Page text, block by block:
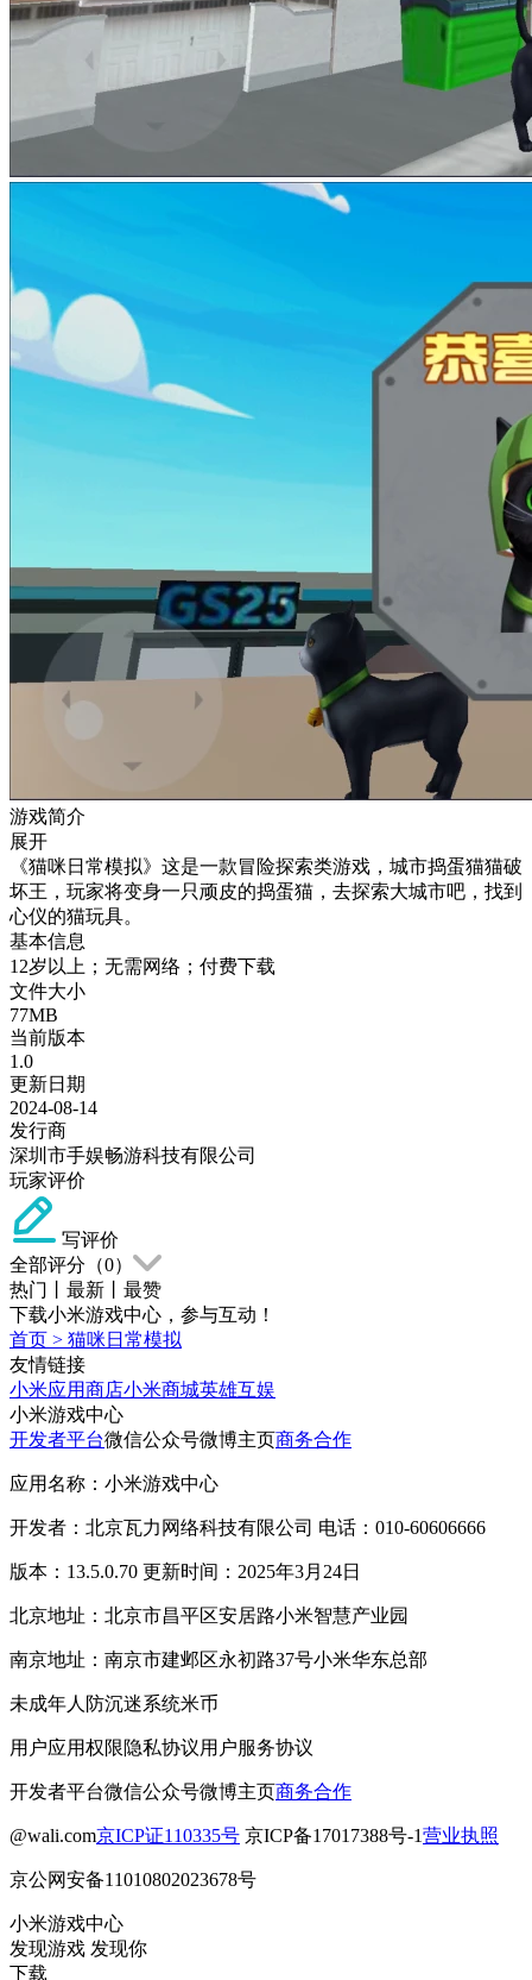
游戏简介
展开
《猫咪日常模拟》这是一款冒险探索类游戏，城市捣蛋猫猫破
坏王，玩家将变身一只顽皮的捣蛋猫，去探索大城市吧，找到
心仪的猫玩具。
基本信息
12岁以上；无需网络；付费下载
文件大小
77MB
当前版本
1.0
更新日期
2024-08-14
发行商
深圳市手娱畅游科技有限公司
玩家评价
写评价
全部评分（0）
热门
最新
最赞
下载小米游戏中心，参与互动！
首页 > 猫咪日常模拟
友情链接
小米应用商店小米商城英雄互娱
小米游戏中心
开发者平台微信公众号微博主页商务合作
应用名称：小米游戏中心
开发者：北京瓦力网络科技有限公司 电话：010-60606666
版本：13.5.0.70 更新时间：2025年3月24日
北京地址：北京市昌平区安居路小米智慧产业园
南京地址：南京市建邺区永初路37号小米华东总部
未成年人防沉迷系统米币
用户应用权限隐私协议用户服务协议
开发者平台微信公众号微博主页商务合作
@wali.com京ICP证110335号 京ICP备17017388号-1营业执照
京公网安备11010802023678号
小米游戏中心
发现游戏 发现你
下载